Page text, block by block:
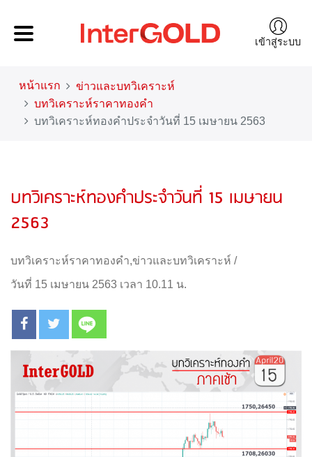
เข้าสู่ระบบ
หน้าแรก
ข่าวและบทวิเคราะห์
บทวิเคราะห์ราคาทองคำ
บทวิเคราะห์ทองคำประจำวันที่ 15 เมษายน 2563
บทวิเคราะห์ทองคำประจำวันที่ 15 เมษายน
2563
บทวิเคราะห์ราคาทองคำ,ข่าวและบทวิเคราะห์ /
วันที่ 15 เมษายน 2563 เวลา 10.11 น.